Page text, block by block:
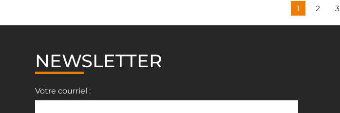
1 2 3
NEWSLETTER
Votre courriel :